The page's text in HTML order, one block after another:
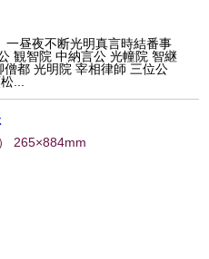
昼夜不断光明真言時結番事
観智院 中納言公 光幢院 智継
僧都 光明院 宰相律師 三位公
...
） 265×884mm